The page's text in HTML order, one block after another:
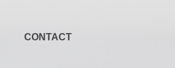
CONTACT